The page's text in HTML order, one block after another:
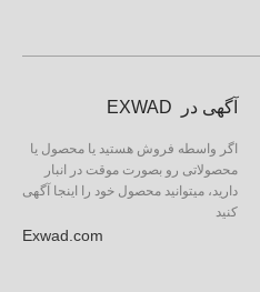
آگهی در EXWAD
اگر واسطه فروش هستید یا محصول یا
محصولاتی رو بصورت موقت در انبار
دارید، میتوانید محصول خود را اینجا آگهی
کنید
Exwad.com